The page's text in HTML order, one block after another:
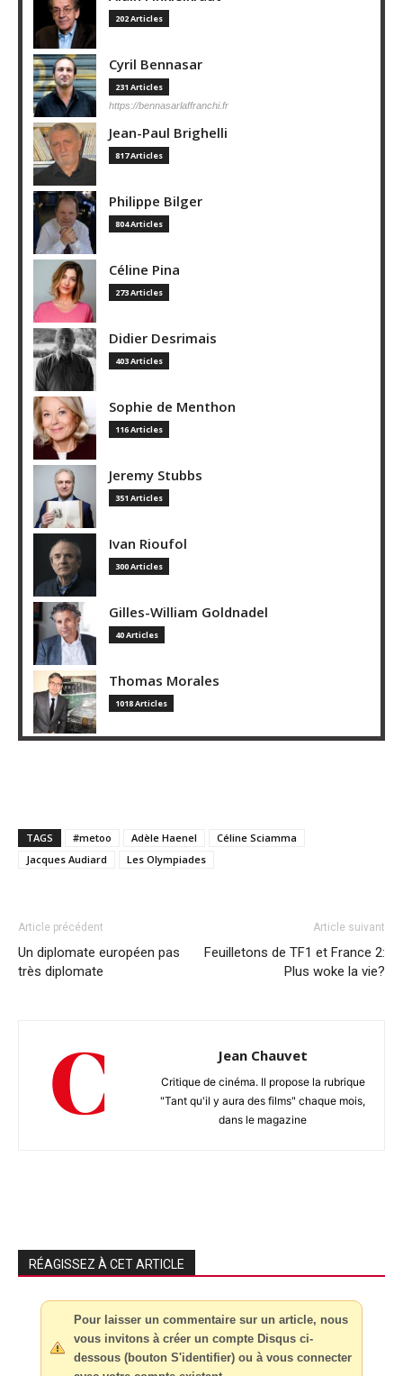
202 Articles
Cyril Bennasar
231 Articles
https://bennasarlaffranchi.fr
Jean-Paul Brighelli
817 Articles
Philippe Bilger
804 Articles
Céline Pina
273 Articles
Didier Desrimais
403 Articles
Sophie de Menthon
116 Articles
Jeremy Stubbs
351 Articles
Ivan Rioufol
300 Articles
Gilles-William Goldnadel
40 Articles
Thomas Morales
1018 Articles
TAGS #metoo Adèle Haenel
Céline Sciamma
Jacques Audiard
Les Olympiades
Article précédent
Un diplomate européen pas
très diplomate
Article suivant
Feuilletons de TF1 et France 2:
Plus woke la vie?
Jean Chauvet
Critique de cinéma. Il propose la rubrique
"Tant qu'il y aura des films" chaque mois,
dans le magazine
RÉAGISSEZ À CET ARTICLE
Pour laisser un commentaire sur un article, nous
vous invitons à créer un compte Disqus ci-
dessous (bouton S'identifier) ou à vous connecter